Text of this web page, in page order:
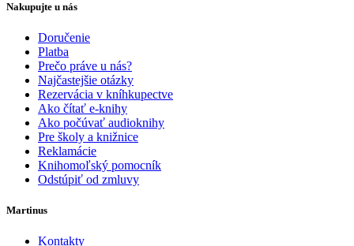
Nakupujte u nás
Doručenie
Platba
Prečo práve u nás?
Najčastejšie otázky
Rezervácia v kníhkupectve
Ako čítať e-knihy
Ako počúvať audioknihy
Pre školy a knižnice
Reklamácie
Knihomoľský pomocník
Odstúpiť od zmluvy
Martinus
Kontakty